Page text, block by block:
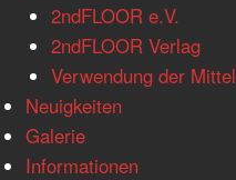
2ndFLOOR e.V.
2ndFLOOR Verlag
Verwendung der Mittel
Neuigkeiten
Galerie
Informationen